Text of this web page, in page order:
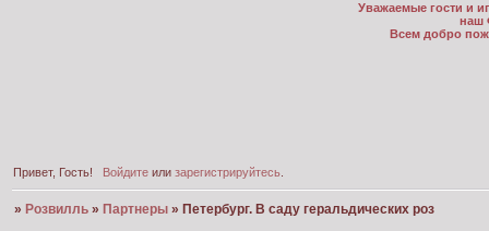
Уважаемые гости и
наш
Всем добро
Привет, Гость! Войдитеили зарегистрируйтесь.
» Розвилль » Партнеры » Петербург. В саду геральдических роз